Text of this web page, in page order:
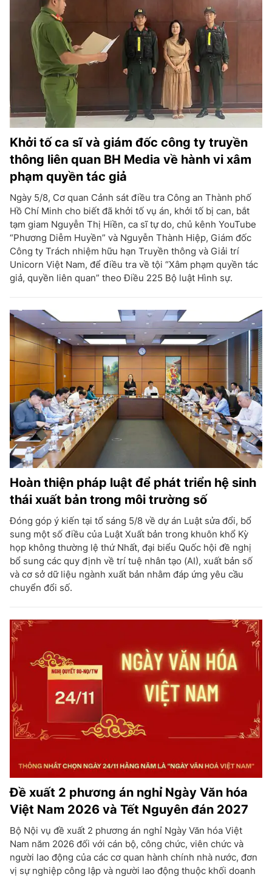
Khởi tố ca sĩ và giám đốc công ty truyền
thông liên quan BH Media về hành vi xâm
phạm quyền tác giả
Ngày 5/8, Cơ quan Cảnh sát điều tra Công an Thành phố
Hồ Chí Minh cho biết đã khởi tố vụ án, khởi tố bị can, bắt
tạm giam Nguyễn Thị Hiền, ca sĩ tự do, chủ kênh YouTube
“Phương Diễm Huyền” và Nguyễn Thành Hiệp, Giám đốc
Công ty Trách nhiệm hữu hạn Truyền thông và Giải trí
Unicorn Việt Nam, để điều tra về tội “Xâm phạm quyền tác
giả, quyền liên quan” theo Điều 225 Bộ luật Hình sự.
Hoàn thiện pháp luật để phát triển hệ sinh
thái xuất bản trong môi trường số
Đóng góp ý kiến tại tổ sáng 5/8 về dự án Luật sửa đổi, bổ
sung một số điều của Luật Xuất bản trong khuôn khổ Kỳ
họp không thường lệ thứ Nhất, đại biểu Quốc hội đề nghị
bổ sung các quy định về trí tuệ nhân tạo (AI), xuất bản số
và cơ sở dữ liệu ngành xuất bản nhằm đáp ứng yêu cầu
chuyển đổi số.
Đề xuất 2 phương án nghỉ Ngày Văn hóa
Việt Nam 2026 và Tết Nguyên đán 2027
Bộ Nội vụ đề xuất 2 phương án nghỉ Ngày Văn hóa Việt
Nam năm 2026 đối với cán bộ, công chức, viên chức và
người lao động của các cơ quan hành chính nhà nước, đơn
vị sự nghiệp công lập và người lao động thuộc khối doanh